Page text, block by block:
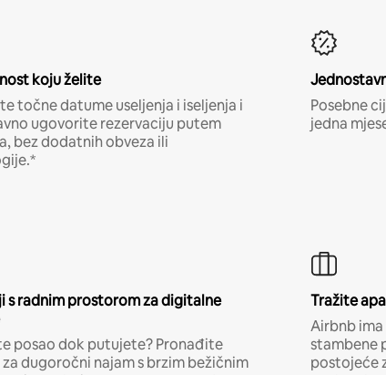
koju želite
točne datume useljenja i iseljenja i
ugovorite rezervaciju putem
bez dodatnih obveza ili
Posebne
jedna
s radnim prostorom za digitalne
posao dok putujete? Pronađite
dugoročni najam s brzim bežičnim
Tražite
Airbnb
stambene
postojeće